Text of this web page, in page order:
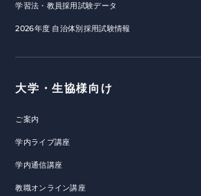
学習法・教員採用試験データ
2026年度 自治体別採用試験情報
大学・生協様向け
ご案内
学内ライブ講座
学内通信講座
教職オンライン講座